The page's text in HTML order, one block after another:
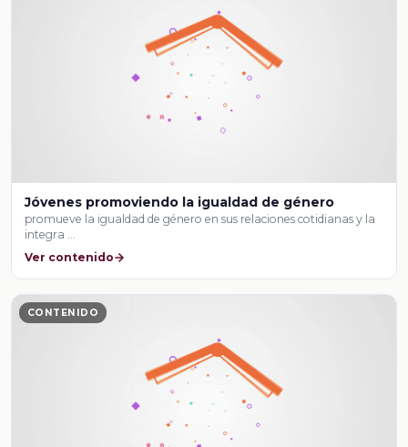
Jóvenes promoviendo la igualdad de género
promueve la igualdad de género en sus relaciones cotidianas y la
integra …
Ver contenido
CONTENIDO